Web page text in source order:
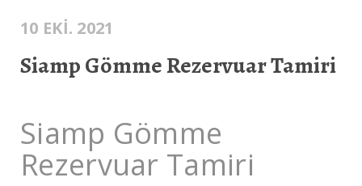
10 EKI. 2021
Siamp Gömme Rezervuar Tamiri
Siamp Gömme
Rezervuar Tamiri